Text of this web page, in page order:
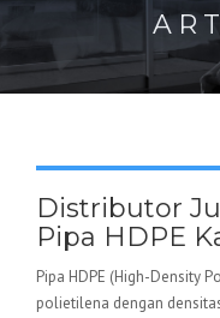
Distributor
Pipa HDPE
Pipa HDPE (High-Density
polietilena dengan